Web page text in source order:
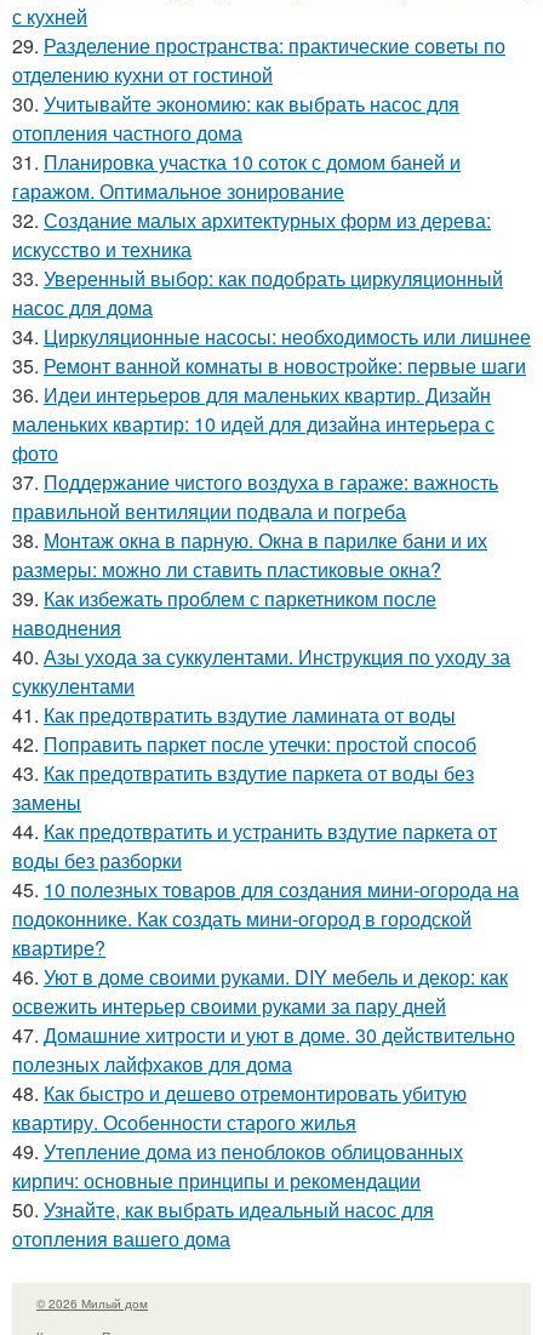
с кухней
29. Разделение пространства: практические советы по
отделению кухни от гостиной
30. Учитывайте экономию: как выбрать насос для
отопления частного дома
31. Планировка участка 10 соток с домом баней и
гаражом. Оптимальное зонирование
32. Создание малых архитектурных форм из дерева:
искусство и техника
33. Уверенный выбор: как подобрать циркуляционный
насос для дома
34. Циркуляционные насосы: необходимость или лишнее
35. Ремонт ванной комнаты в новостройке: первые шаги
36. Идеи интерьеров для маленьких квартир. Дизайн
маленьких квартир: 10 идей для дизайна интерьера с
фото
37. Поддержание чистого воздуха в гараже: важность
правильной вентиляции подвала и погреба
38. Монтаж окна в парную. Окна в парилке бани и их
размеры: можно ли ставить пластиковые окна?
39. Как избежать проблем с паркетником после
наводнения
40. Азы ухода за суккулентами. Инструкция по уходу за
суккулентами
41. Как предотвратить вздутие ламината от воды
42. Поправить паркет после утечки: простой способ
43. Как предотвратить вздутие паркета от воды без
замены
44. Как предотвратить и устранить вздутие паркета от
воды без разборки
45. 10 полезных товаров для создания мини-огорода на
подоконнике. Как создать мини-огород в городской
квартире?
46. Уют в доме своими руками. DIY мебель и декор: как
освежить интерьер своими руками за пару дней
47. Домашние хитрости и уют в доме. 30 действительно
полезных лайфхаков для дома
48. Как быстро и дешево отремонтировать убитую
квартиру. Особенности старого жилья
49. Утепление дома из пеноблоков облицованных
кирпич: основные принципы и рекомендации
50. Узнайте, как выбрать идеальный насос для
отопления вашего дома
© 2026 Милый дом